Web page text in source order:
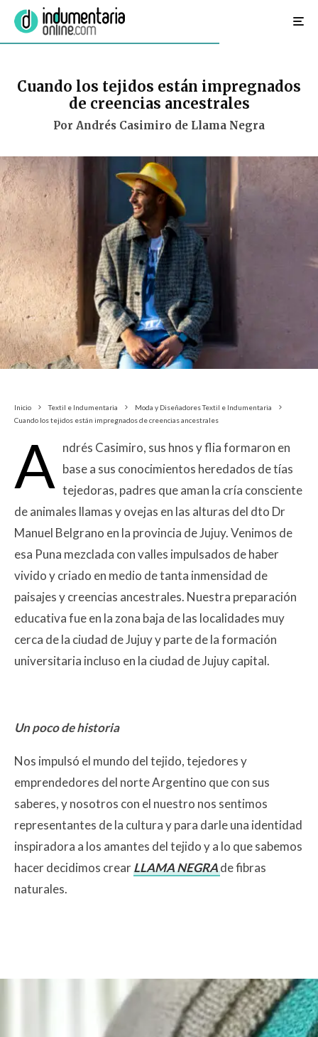
Cuando los tejidos están impregnados
de creencias ancestrales
Por Andrés Casimiro de Llama Negra
Inicio Textil e Indumentaria
Moda y Diseñadores Textil e Indumentaria
Cuando los tejidos están impregnados de creencias ancestrales
A ndrés Casimiro, sus hnos y flia formaron en
base a sus conocimientos heredados de tías
tejedoras, padres que aman la cría consciente
de animales llamas y ovejas en las alturas del dto Dr
Manuel Belgrano en la provincia de Jujuy. Venimos de
esa Puna mezclada con valles impulsados de haber
vivido y criado en medio de tanta inmensidad de
paisajes y creencias ancestrales. Nuestra preparación
educativa fue en la zona baja de las localidades muy
cerca de la ciudad de Jujuy y parte de la formación
universitaria incluso en la ciudad de Jujuy capital.
Un poco de historia
Nos impulsó el mundo del tejido, tejedores y
emprendedores del norte Argentino que con sus
saberes, y nosotros con el nuestro nos sentimos
representantes de la cultura y para darle una identidad
inspiradora a los amantes del tejido y a lo que sabemos
hacer decidimos crearLLAMA NEGRAde fibras
naturales.